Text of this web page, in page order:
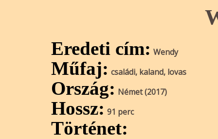
Eredeti cím: Wendy
Műfaj: családi, kaland, lovas
Ország: Német (2017)
Hossz: 91 perc
Történet: